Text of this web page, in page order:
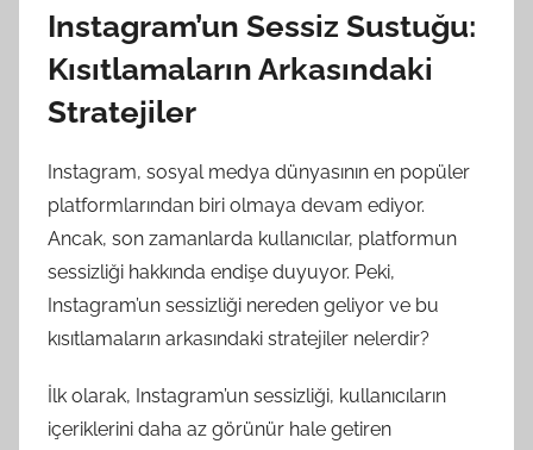
Instagram’un Sessiz Sustuğu:
Kısıtlamaların Arkasındaki
Stratejiler
Instagram, sosyal medya dünyasının en popüler
platformlarından biri olmaya devam ediyor.
Ancak, son zamanlarda kullanıcılar, platformun
sessizliği hakkında endişe duyuyor. Peki,
Instagram’un sessizliği nereden geliyor ve bu
kısıtlamaların arkasındaki stratejiler nelerdir?
İlk olarak, Instagram’un sessizliği, kullanıcıların
içeriklerini daha az görünür hale getiren